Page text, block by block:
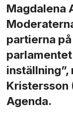
Magdalena
partierna
Kristersson
Agenda.